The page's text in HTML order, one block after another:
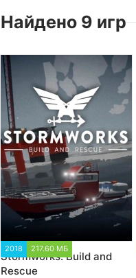
Найдено 9 игр
2018 217.60 МБ
Stormworks: Build and
Rescue